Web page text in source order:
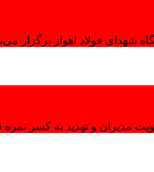
شهدای فولاد اهواز برگزار
مدیران و تهدید به کسر نمره